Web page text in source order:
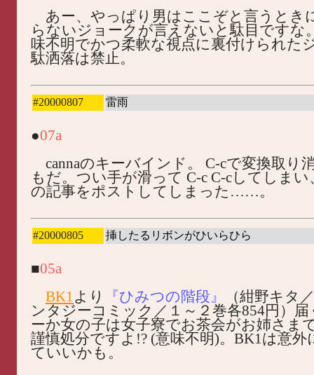
あー、やっぱり男はここぞと言うとき
らないジョークが言えないと駄目ですな
味不明でかつ柔軟な視点に裏付けられた
駄洒落は禁止。
#20000807 雷雨
●07a
cannaのキーバインド。 C-cで変換取り
もだ。つい手が滑って C-c C-cしてしま
の記事をポストしてしまった……。
#20000805 挿したるリボンがひいらひら
■05a
BK1 より 『ひみつの階段』
（紺野キタ
ンタジーコミック／１～２巻各854円）
ーか女の子は女子寮でお茶会がお姉さま
謹慎処分ですよ!? (意味不明)。BK1は意外
ていいかも。